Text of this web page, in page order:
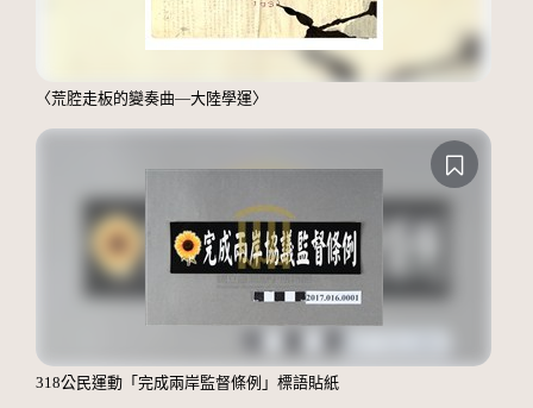
〈荒腔走板的變奏曲—大陸學運〉
318公民運動「完成兩岸監督條例」標語貼紙